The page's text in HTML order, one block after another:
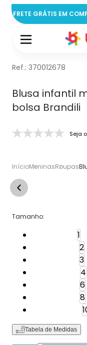
FRETE GRÁTIS EM
Ref.: 370012678
Blusa infantil
bolsa Brandili
Seja
InícioMeninasRoupas
Tamanho:
1
2
3
4
6
8
Tabela de Medidas